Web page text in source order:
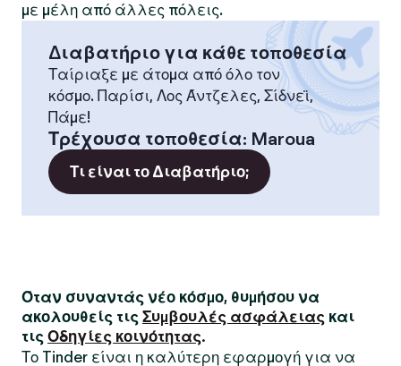
με μέλη από άλλες πόλεις.
Διαβατήριο για κάθε τοποθεσία
Ταίριαξε με άτομα από όλο τον
κόσμο. Παρίσι, Λος Άντζελες, Σίδνεϊ,
Πάμε!
Τρέχουσα τοποθεσία: Maroua
Τι είναι το Διαβατήριο;
Όταν συναντάς νέο κόσμο, θυμήσου να
ακολουθείς τις Συμβουλές ασφάλειας και
τις Οδηγίες κοινότητας.
Το Tinder είναι η καλύτερη εφαρμογή για να